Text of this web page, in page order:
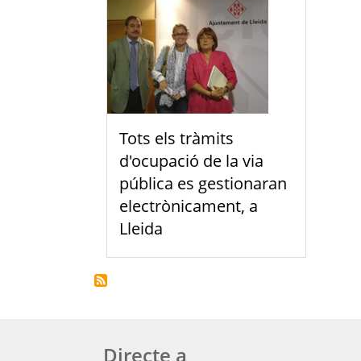
Tots els tràmits
d'ocupació de la via
pública es gestionaran
electrònicament, a
Lleida
Directe a